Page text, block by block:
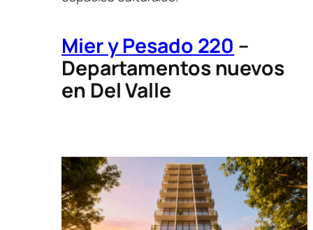
Mier y Pesado 220 –
Departamentos nuevos
en Del Valle